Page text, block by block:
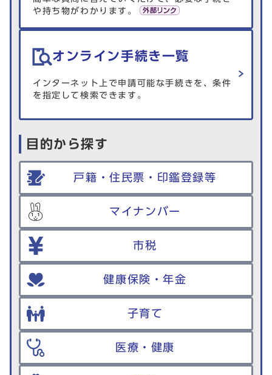
や持ち物がわかります。
オンライン手続き一覧
インターネット上で申請可能な手続きを、条件
を指定して検索できます。
目的から探す
戸籍・住民票・印鑑登録等
マイナンバー
市税
健康保険・年金
子育て
医療・健康